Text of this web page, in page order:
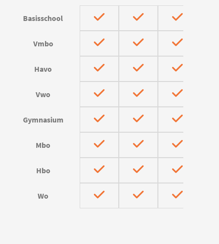
Basisschool
Vmbo
Havo
Vwo
Gymnasium
Mbo
Hbo
Wo